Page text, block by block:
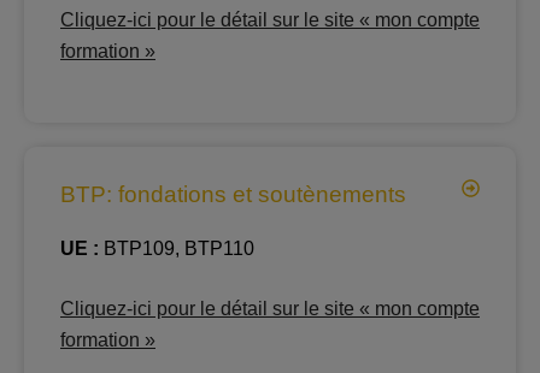
Cliquez-ici pour le détail sur le site « mon compte
formation »
BTP: fondations et soutènements
UE : BTP109, BTP110
Cliquez-ici pour le détail sur le site « mon compte
formation »